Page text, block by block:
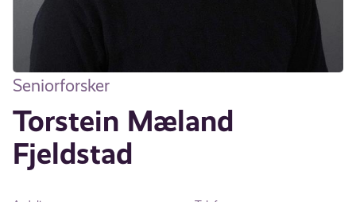
Seniorforsker
Torstein Mæland
Fjeldstad